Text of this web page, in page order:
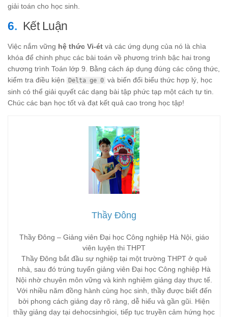
giải toán cho học sinh.
Kết Luận
Việc nắm vững hệ thức Vi-ét và các ứng dụng của nó là chìa
khóa để chinh phục các bài toán về phương trình bậc hai trong
chương trình Toán lớp 9. Bằng cách áp dụng đúng các công thức,
kiểm tra điều kiện Delta ge 0 và biến đổi biểu thức hợp lý, học
sinh có thể giải quyết các dạng bài tập phức tạp một cách tự tin.
Chúc các bạn học tốt và đạt kết quả cao trong học tập!
Thầy Đông
Thầy Đông – Giảng viên Đại học Công nghiệp Hà Nội, giáo
viên luyện thi THPT
Thầy Đông bắt đầu sự nghiệp tại một trường THPT ở quê
nhà, sau đó trúng tuyển giảng viên Đại học Công nghiệp Hà
Nội nhờ chuyên môn vững và kinh nghiệm giảng dạy thực tế.
Với nhiều năm đồng hành cùng học sinh, thầy được biết đến
bởi phong cách giảng dạy rõ ràng, dễ hiểu và gần gũi. Hiện
thầy giảng dạy tại dehocsinhgioi, tiếp tục truyền cảm hứng học